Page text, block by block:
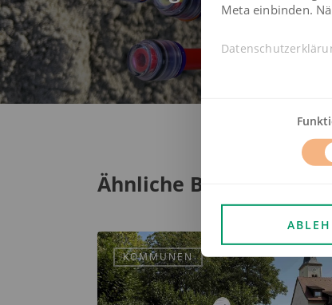
in drei
Ähnliche Beiträge
KOMMUNEN
Meta einbinden.